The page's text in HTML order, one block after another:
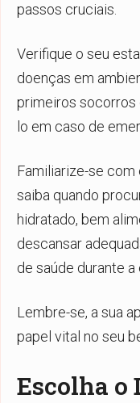
passos cruciais.
Verifique o seu
doenças em
primeiros socorros
lo em caso de
Familiarize-se com
saiba quando
hidratado, bem
descansar
de saúde durante a
Lembre-se, a sua
papel vital no seu
Escolha o